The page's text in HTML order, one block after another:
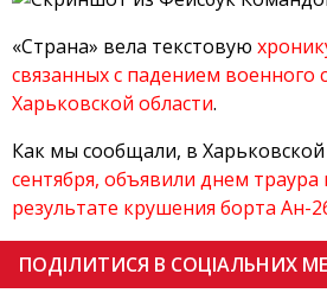
«Страна» вела текстовую
связанных с падением военного
Харьковской области.
Как мы сообщали, в Харьковской
сентября, объявили днем
результате крушения борта Ан-
ПОДІЛИТИСЯ В СОЦІАЛЬНИХ